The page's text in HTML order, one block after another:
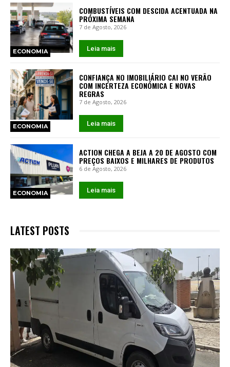
ECONOMIA
COMBUSTÍVEIS COM DESCIDA ACENTUADA NA
PRÓXIMA SEMANA
7 de Agosto, 2026
Leia mais
ECONOMIA
CONFIANÇA NO IMOBILIÁRIO CAI NO VERÃO
COM INCERTEZA ECONÓMICA E NOVAS
REGRAS
7 de Agosto, 2026
Leia mais
ECONOMIA
ACTION CHEGA A BEJA A 20 DE AGOSTO COM
PREÇOS BAIXOS E MILHARES DE PRODUTOS
6 de Agosto, 2026
Leia mais
LATEST POSTS